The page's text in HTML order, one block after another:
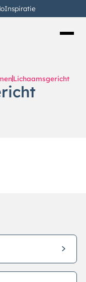
Inspiratie
Lichaamsgericht